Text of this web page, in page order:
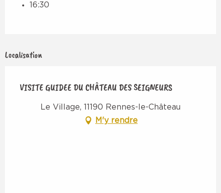
16:30
Localisation
VISITE GUIDEE DU CHÂTEAU DES SEIGNEURS
Le Village, 11190 Rennes-le-Château
M'y rendre